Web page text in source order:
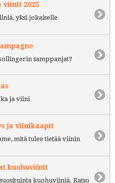
viinit 2025
yksi jokaiselle
samppanjat?
ja viini
ja viinikaapit
mitä tulee tietää viinin
kuohuviinit
kuohuviiniä. Katso